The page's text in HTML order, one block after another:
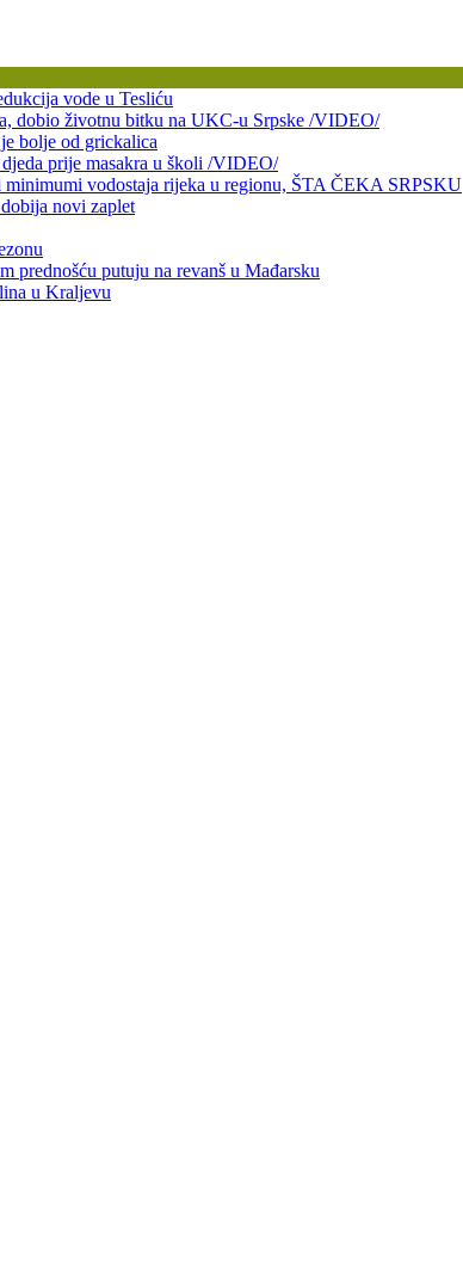
vode u Tesliću
dobio životnu bitku na UKC-u Srpske /VIDEO/
bolje od grickalica
prije masakra u školi /VIDEO/
vodostaja rijeka u regionu, ŠTA ČEKA SRPSKU
novi zaplet
prednošću putuju na revanš u Mađarsku
u Kraljevu